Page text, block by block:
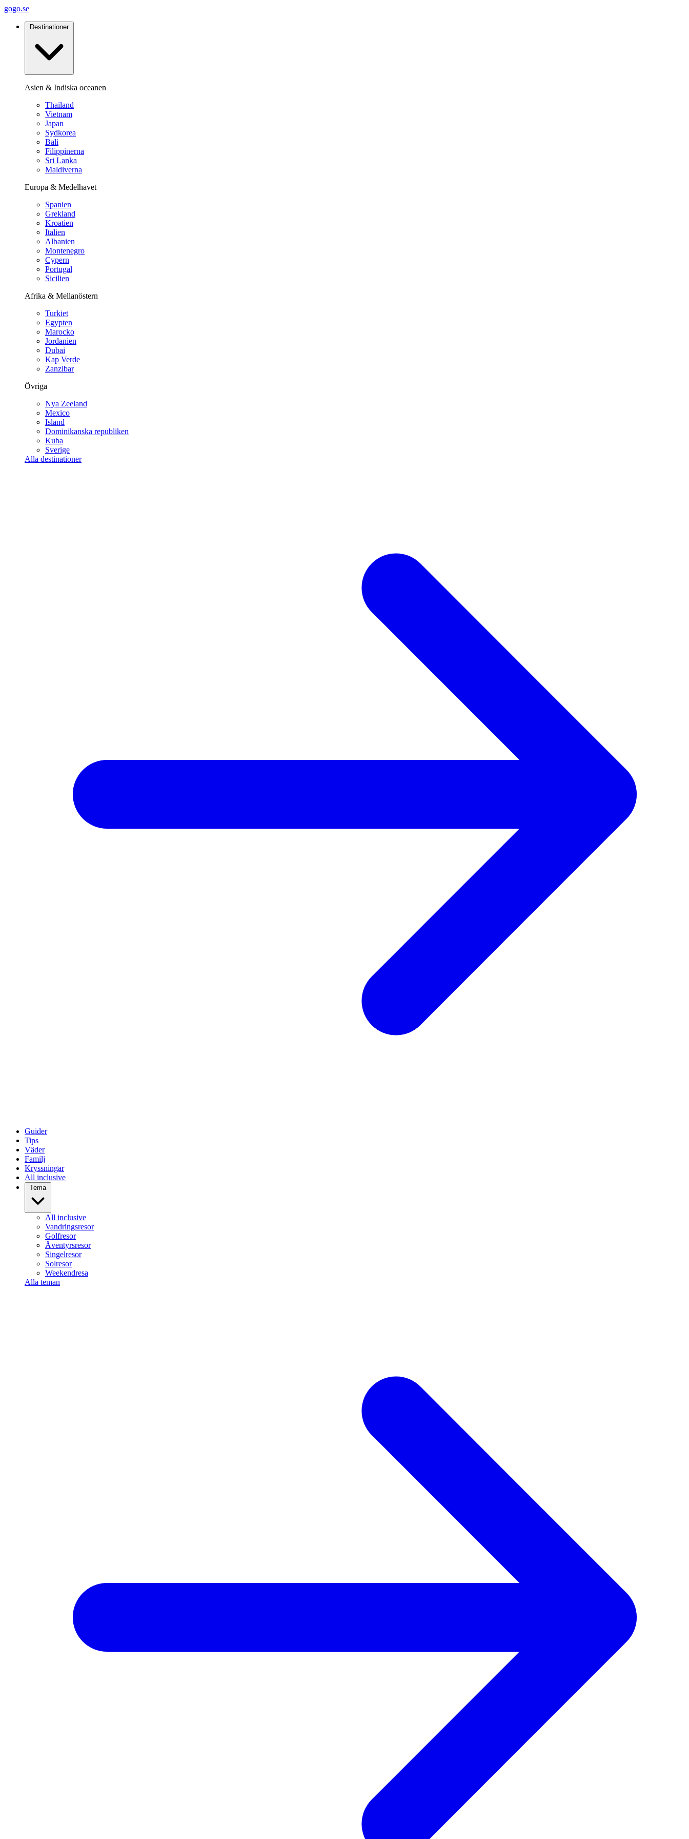
gogo.se
Destinationer
Asien & Indiska oceanen
Thailand
Vietnam
Japan
Sydkorea
Bali
Filippinerna
Sri Lanka
Maldiverna
Europa & Medelhavet
Spanien
Grekland
Kroatien
Italien
Albanien
Montenegro
Cypern
Portugal
Sicilien
Afrika & Mellanöstern
Turkiet
Egypten
Marocko
Jordanien
Dubai
Kap Verde
Zanzibar
Övriga
Nya Zeeland
Mexico
Island
Dominikanska republiken
Kuba
Sverige
Alla destinationer
Guider
Tips
Väder
Familj
Kryssningar
All inclusive
Tema
All inclusive
Vandringsresor
Golfresor
Äventyrsresor
Singelresor
Solresor
Weekendresa
Alla teman